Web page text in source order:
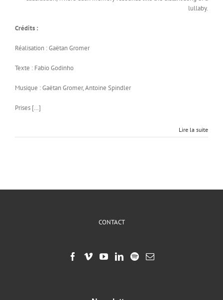
lullaby.
Crédits :
Réalisation : Gaëtan Gromer
Texte : Fabio Godinho
Musique : Gaëtan Gromer, Antoine Spindler
Prises […]
Lire la suite
CONTACT